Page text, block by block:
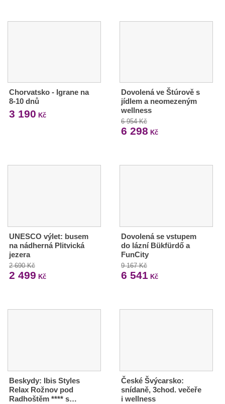
Chorvatsko - Igrane na
8-10 dnů
3 190 Kč
Dovolená ve Štúrově s
jídlem a neomezeným
wellness
6 954 Kč
6 298 Kč
UNESCO výlet: busem
na nádherná Plitvická
jezera
2 690 Kč
2 499 Kč
Dovolená se vstupem
do lázní Bükfürdő a
FunCity
9 167 Kč
6 541 Kč
Beskydy: Ibis Styles
Relax Rožnov pod
Radhoštěm **** s…
České Švýcarsko:
snídaně, 3chod. večeře
i wellness